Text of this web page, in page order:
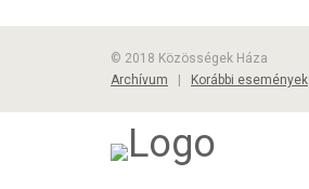
© 2018 Közösségek Háza
Archívum
Korábbi események